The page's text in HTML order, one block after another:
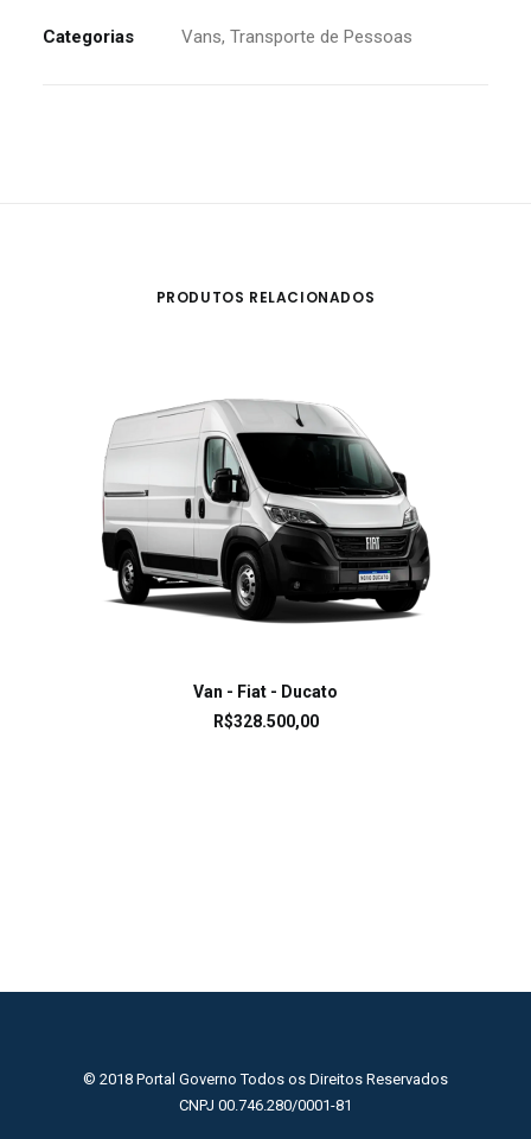
Categorias Vans, Transporte de Pessoas
PRODUTOS RELACIONADOS
LEIA MAIS
Van - Fiat - Ducato
R$328.500,00
© 2018 Portal Governo Todos os Direitos Reservados
CNPJ 00.746.280/0001-81